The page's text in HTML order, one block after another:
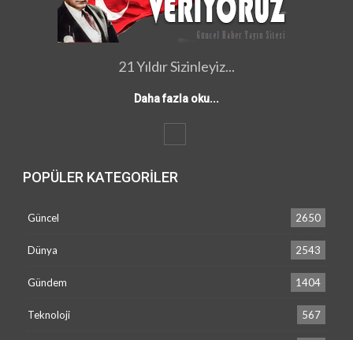
21 Yıldır Sizinleyiz...
Daha fazla oku...
POPÜLER KATEGORILER
Güncel 2650
Dünya 2543
Gündem 1404
Teknoloji 567